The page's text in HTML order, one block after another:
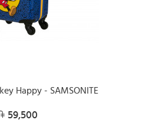
Happy - SAMSONITE
59,500